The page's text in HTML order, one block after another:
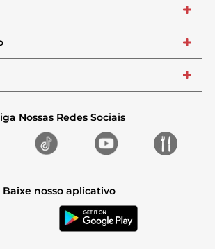
+
+
+
Nossas Redes Sociais
Baixe nosso aplicativo